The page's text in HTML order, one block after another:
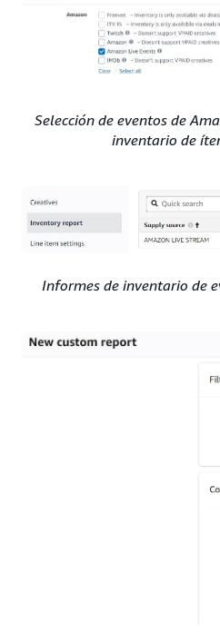
Selección de eventos de
inventario de
Informes de inventario de